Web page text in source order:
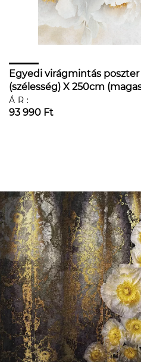
Egyedi virágmintás
(szélesség) X 250cm
ÁR:
93 990 Ft